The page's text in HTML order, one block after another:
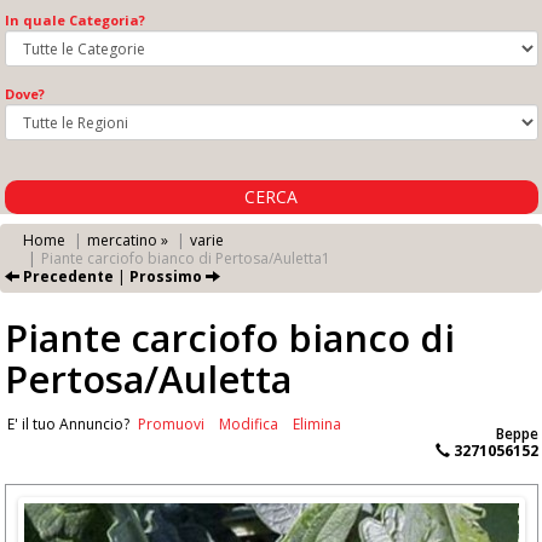
In quale Categoria?
Dove?
CERCA
Home mercatino »
varie
Piante carciofo bianco di Pertosa/Auletta1
Precedente | Prossimo
Piante carciofo bianco di
Pertosa/Auletta
Beppe
3271056152
E' il tuo Annuncio? Promuovi Modifica Elimina